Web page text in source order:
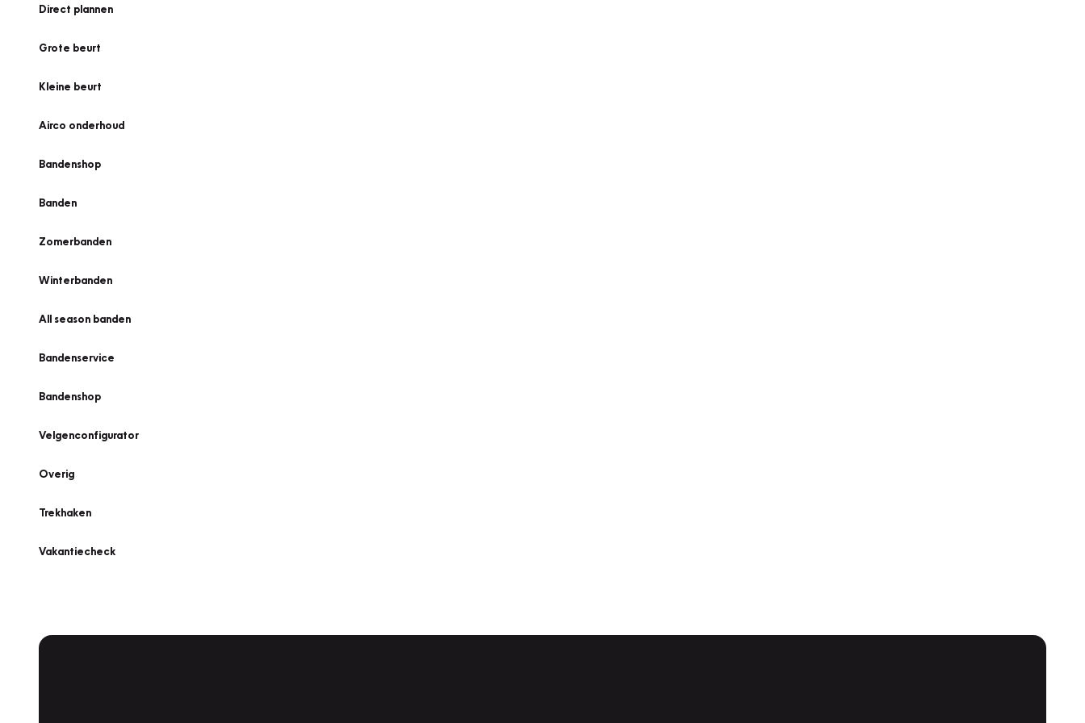
Direct plannen
Grote beurt
Kleine beurt
Airco onderhoud
Bandenshop
Banden
Zomerbanden
Winterbanden
All season banden
Bandenservice
Bandenshop
Velgenconfigurator
Overig
Trekhaken
Vakantiecheck